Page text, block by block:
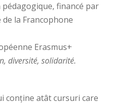
financé par
de la Francophone
Erasmus+
diversité, solidarité.
conține atât cursuri care